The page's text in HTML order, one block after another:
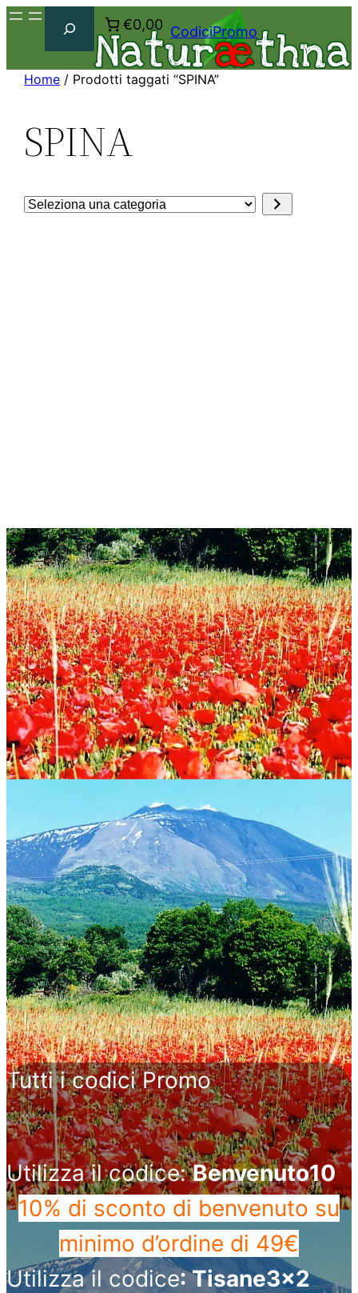
€0,00 CodiciPromo
Home / Prodotti taggati “SPINA”
SPINA
Seleziona
Tutti i codici Promo
Utilizza il codice:Benvenuto10
10% di sconto di benvenuto su
minimo d’ordine di 49€
Utilizza il codice: Tisane3x2